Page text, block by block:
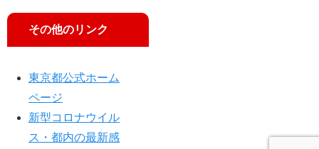
その他のリンク
東京都公式ホーム
ページ
新型コロナウイル
ス・都内の最新感